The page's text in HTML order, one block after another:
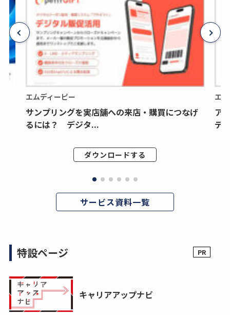
エムディーピー
サンプリングを実店舗への来店・購買につなげ
るには？ デジタ...
ダウンロードする
エ
ア
デ
サービス資料一覧
特設ページ
キャリアアップナビ